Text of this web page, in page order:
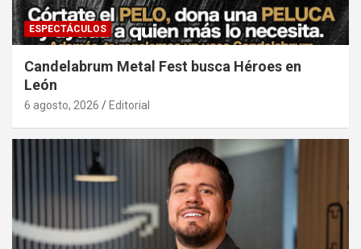
ESPECTÁCULOS
Candelabrum Metal Fest busca Héroes en
León
6 agosto, 2026 Editorial